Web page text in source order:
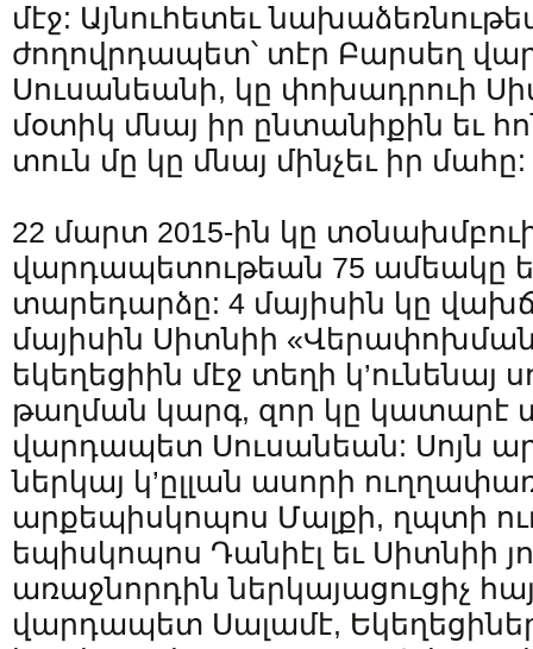
մէջ: Այնուհետեւ
ժողովրդապետ՝ տէր Բարսեղ
Սուսանեանի, կը փոխադրուի
մօտիկ մնայ իր ընտանիքին եւ
տուն մը կը մնայ մինչեւ իր մահը:
22 մարտ 2015-ին կը
վարդապետութեան 75 ամեակը
տարեդարձը: 4 մայիսին կը
մայիսին Սիտնիի
եկեղեցիին մէջ տեղի
թաղման կարգ, զոր կը կատարէ
վարդապետ Սուսանեան: Սոյն
ներկայ կ’ըլլան ասորի
արքեպիսկոպոս Մալքի, ղպտի
եպիսկոպոս Դանիէլ եւ Սիտնիի
առաջնորդին ներկայացուցիչ
վարդապետ Սալամէ,